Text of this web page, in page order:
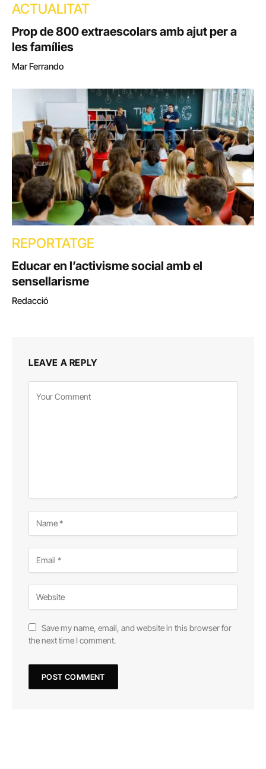
ACTUALITAT
Prop de 800 extraescolars amb ajut per a
les famílies
Mar Ferrando
REPORTATGE
Educar en l’activisme social amb el
sensellarisme
Redacció
LEAVE A REPLY
Save my name, email, and website in this browser for
the next time I comment.